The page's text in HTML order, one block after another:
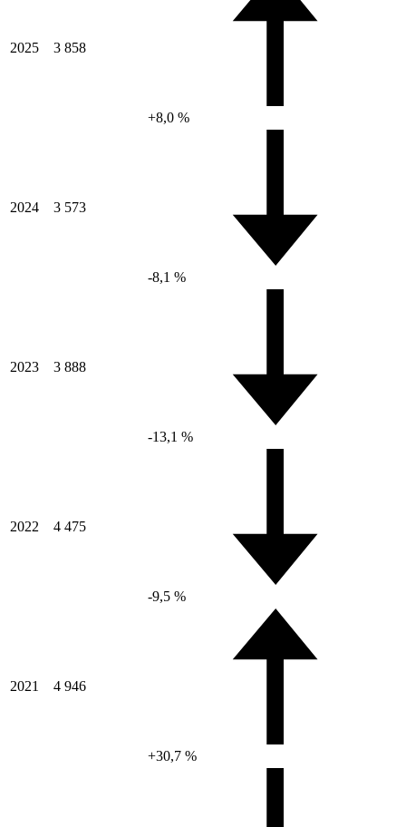
2025 3 858
+8,0 %
2024 3 573
-8,1 %
2023 3 888
-13,1 %
2022 4 475
-9,5 %
2021 4 946
+30,7 %